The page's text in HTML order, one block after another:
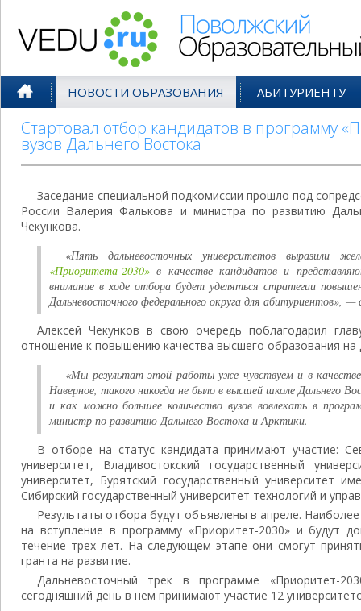
НОВОСТИ ОБРАЗОВАНИЯ АБИТУРИЕНТУ
Стартовал отбор кандидатов в программу
вузов Дальнего Востока
Заседание специальной подкомиссии прошло под
России Валерия Фалькова и министра по развитию
Чекункова.
«Пять дальневосточных университетов выразили
«Приоритета-2030» в качестве кандидатов и
внимание в ходе отбора будет уделяться стратегии
Дальневосточного федерального округа для абитуриентов», —
Алексей Чекунков в свою очередь поблагодарил
отношение к повышению качества высшего образования
«Мы результат этой работы уже чувствуем и в
Наверное, такого никогда не было в высшей школе Дальнего
и как можно большее количество вузов вовлекать в
министр по развитию Дальнего Востока и Арктики.
В отборе на статус кандидата принимают участие:
университет, Владивостокский государственный
университет, Бурятский государственный университет
Сибирский государственный университет технологий и
Результаты отбора будут объявлены в апреле.
на вступление в программу «Приоритет-2030» и будут
течение трех лет. На следующем этапе они смогут
гранта на развитие.
Дальневосточный трек в программе «Приоритет-
сегодняшний день в нем принимают участие 12